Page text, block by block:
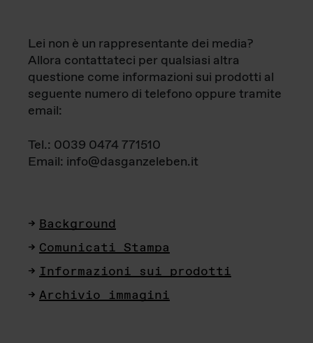
Lei non è un rappresentante dei media?
Allora contattateci per qualsiasi altra
questione come informazioni sui prodotti al
seguente numero di telefono oppure tramite
email:
Tel.: 0039 0474 771510
Email: info@dasganzeleben.it
Background
Comunicati Stampa
Informazioni sui prodotti
Archivio immagini